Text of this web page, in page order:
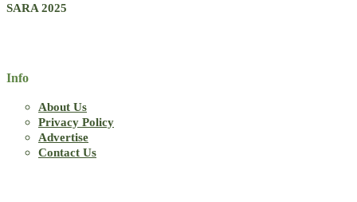
SARA 2025
Info
About Us
Privacy Policy
Advertise
Contact Us